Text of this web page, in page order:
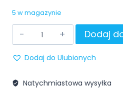
5 w magazynie
Dodaj
Dodaj do Ulubionych
Natychmiastowa wysyłka